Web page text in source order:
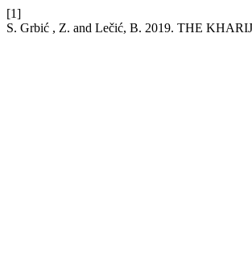
[1]
S. Grbić , Z. and Lečić, B. 2019. THE